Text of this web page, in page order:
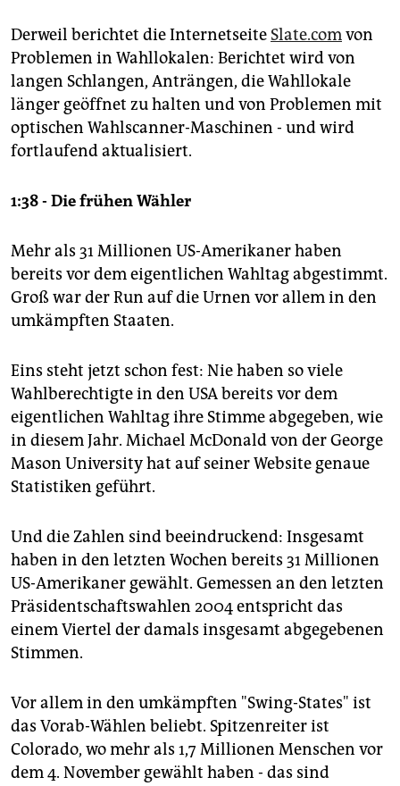
Derweil berichtet die Internetseite Slate.comvon
Problemen in Wahllokalen: Berichtet wird von
langen Schlangen, Anträngen, die Wahllokale
länger geöffnet zu halten und von Problemen mit
optischen Wahlscanner-Maschinen - und wird
fortlaufend aktualisiert.
1:38 - Die frühen Wähler
Mehr als 31 Millionen US-Amerikaner haben
bereits vor dem eigentlichen Wahltag abgestimmt.
Groß war der Run auf die Urnen vor allem in den
umkämpften Staaten.
Eins steht jetzt schon fest: Nie haben so viele
Wahlberechtigte in den USA bereits vor dem
eigentlichen Wahltag ihre Stimme abgegeben, wie
in diesem Jahr. Michael McDonald von der George
Mason University hat auf seiner Website genaue
Statistiken geführt.
Und die Zahlen sind beeindruckend: Insgesamt
haben in den letzten Wochen bereits 31 Millionen
US-Amerikaner gewählt. Gemessen an den letzten
Präsidentschaftswahlen 2004 entspricht das
einem Viertel der damals insgesamt abgegebenen
Stimmen.
Vor allem in den umkämpften "Swing-States" ist
das Vorab-Wählen beliebt. Spitzenreiter ist
Colorado, wo mehr als 1,7 Millionen Menschen vor
dem 4. November gewählt haben - das sind